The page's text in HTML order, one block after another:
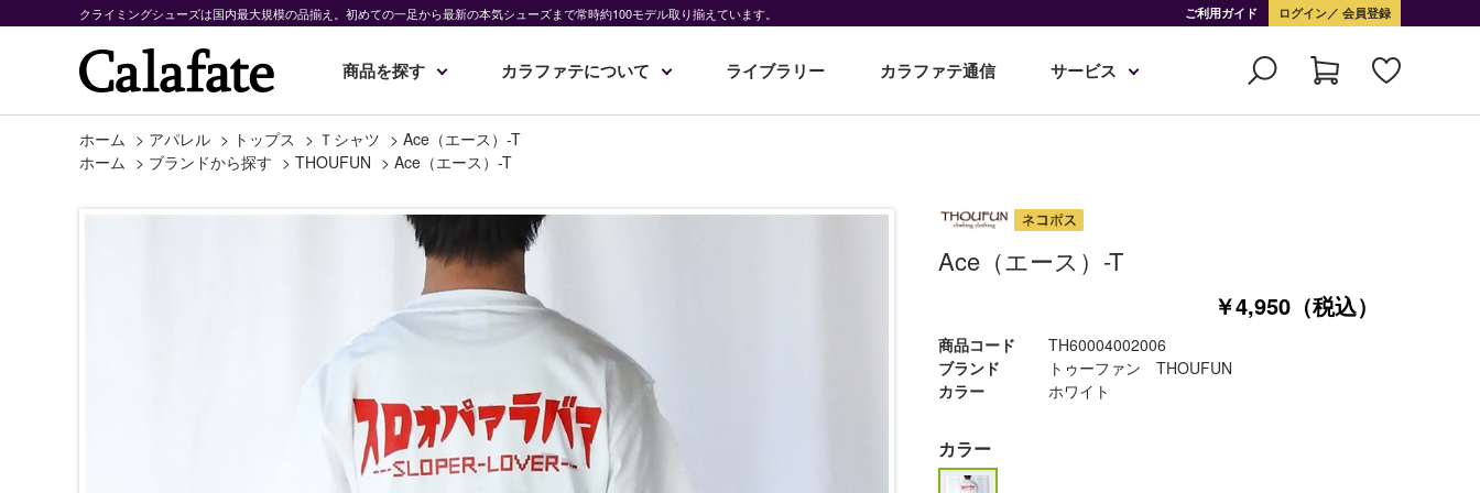
クライミングシューズは国内最大規模の品揃え。初めての一足から最新の本気シューズまで常時約100モデル取り揃えています。 ご利用ガイド ログイン 会員登録
商品を探す カラファテについて ライブラリー カラファテ通信 サービス
ホーム > アパレル > トップス > Ｔシャツ > Ace（エース）-T
ホーム > ブランドから探す > THOUFUN > Ace（エース）-T
Ace（エース）-T
￥4,950（税込）
商品コード
TH60004002006
ブランド
トゥーファン THOUFUN
カラー
ホワイト
カラー